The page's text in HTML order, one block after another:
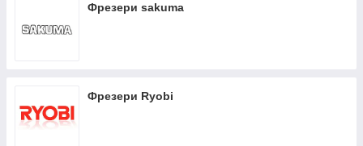
Фрезери sakuma
Фрезери Ryobi